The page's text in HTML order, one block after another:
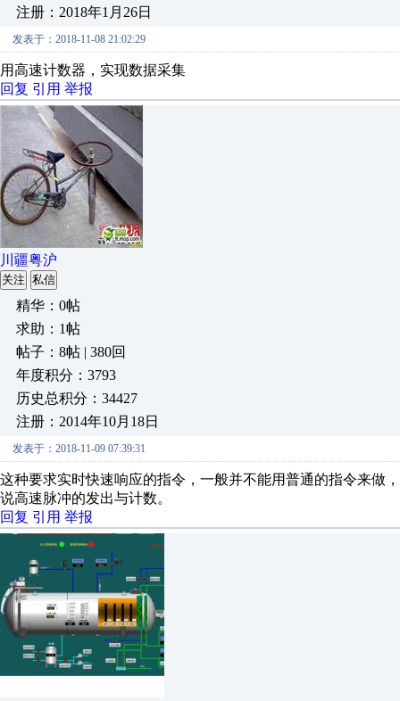
注册：2018年1月26日
发表于：2018-11-08 21:02:29
用高速计数器，实现数据采集
回复 引用 举报
川疆粤沪
关注 私信
精华：0帖
求助：1帖
帖子：8帖 | 380回
年度积分：3793
历史总积分：34427
注册：2014年10月18日
发表于：2018-11-09 07:39:31
这种要求实时快速响应的指令，一般并不能用普通的指令来做
说高速脉冲的发出与计数。
回复 引用 举报